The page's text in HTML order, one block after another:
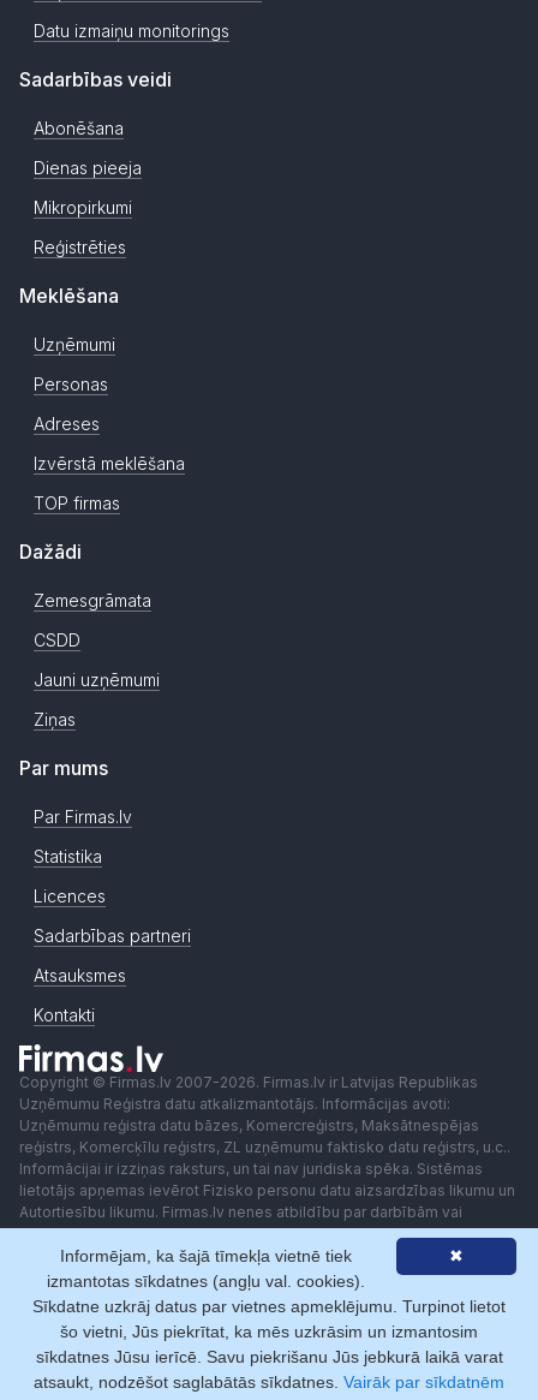
Datu izmaiņu monitorings
Sadarbības veidi
Abonēšana
Dienas pieeja
Mikropirkumi
Reģistrēties
Meklēšana
Uzņēmumi
Personas
Adreses
Izvērstā meklēšana
TOP firmas
Dažādi
Zemesgrāmata
CSDD
Jauni uzņēmumi
Ziņas
Par mums
Par Firmas.lv
Statistika
Licences
Sadarbības partneri
Atsauksmes
Kontakti
Copyright © Firmas.lv 2007-2026. Firmas.lv ir Latvijas Republikas
Uzņēmumu Reģistra datu atkalizmantotājs. Informācijas avoti:
Uzņēmumu reģistra datu bāzes, Komercreģistrs, Maksātnespējas
reģistrs, Komercķīlu reģistrs, ZL uzņēmumu faktisko datu reģistrs, u.c..
Informācijai ir izziņas raksturs, un tai nav juridiska spēka. Sistēmas
lietotājs apņemas ievērot Fizisko personu datu aizsardzības likumu un
Autortiesību likumu. Firmas.lv nenes atbildību par darbībām vai
lēmumiem, kas balstīti uz saņemto pakalpojumu. Lietotājam aizliegts
izmantot jebkādas automatizētas sistēmas vai iekārtas (robotus)
piekļuvei sistēmai bez rakstiskas saskaņošanas ar Firmas.lv. Galvenā
redaktore: Ingūna Pempere.
Lietošanas noteikumi
Privātuma politika Norēķini ar
✖
Informējam, ka šajā tīmekļa vietnē tiek
izmantotas sīkdatnes (angļu val. cookies).
Sīkdatne uzkrāj datus par vietnes apmeklējumu. Turpinot lietot
šo vietni, Jūs piekrītat, ka mēs uzkrāsim un izmantosim
sīkdatnes Jūsu ierīcē. Savu piekrišanu Jūs jebkurā laikā varat
atsaukt, nodzēšot saglabātās sīkdatnes. Vairāk par sīkdatnēm